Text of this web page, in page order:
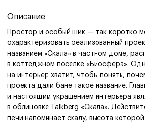
Описание
Простор и особый шик — так коротко
охарактеризовать реализованный
названием «Скала» в частном доме,
в коттеджном посёлке « Биосфера».
на интерьер хватит, чтобы понять,
проекта дали бане такое название.
и настоящим украшением интерьера
в облицовке Talkberg «Скала».
печи напоминает скалу, высота